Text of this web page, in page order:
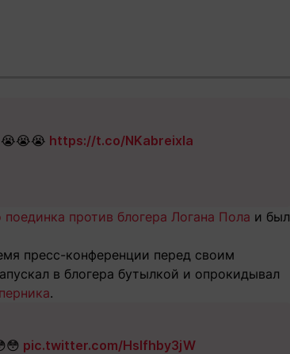
https://t.co/NKabreixIa
против блогера Логана Пола и был
пресс-конференции перед своим
в блогера бутылкой и опрокидывал
.
pic.twitter.com/Hslfhby3jW